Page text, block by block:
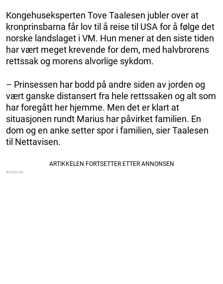
Kongehuseksperten Tove Taalesen jubler over at
kronprinsbarna får lov til å reise til USA for å følge det
norske landslaget i VM. Hun mener at den siste tiden
har vært meget krevende for dem, med halvbrorens
rettssak og morens alvorlige sykdom.
– Prinsessen har bodd på andre siden av jorden og
vært ganske distansert fra hele rettssaken og alt som
har foregått her hjemme. Men det er klart at
situasjonen rundt Marius har påvirket familien. En
dom og en anke setter spor i familien, sier Taalesen
til Nettavisen.